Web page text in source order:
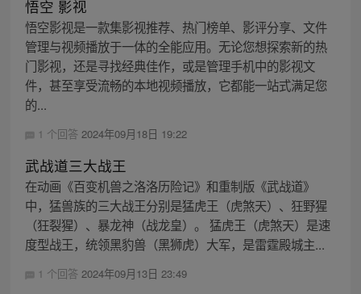
悟空 影视
悟空影视是一款集影视推荐、热门榜单、影评分享、文件
管理与视频播放于一体的全能应用。无论您想探索新的热
门影视，还是寻找经典佳作，或是管理手机中的影视文
件，甚至享受流畅的本地视频播放，它都能一站式满足您
的...
1 个回答 2024年09月18日 19:22
武战道三大战王
在动画《百变机兽之洛洛历险记》和重制版《武战道》
中，猛兽族的三大战王分别是猛虎王（虎煞天）、狂野猩
（狂裂猩）、暴龙神（战龙皇）。 猛虎王（虎煞天）是速
度型战王，统领黑豹兽（黑狮虎）大军，是雷霆殿城主...
1 个回答 2024年09月13日 23:49